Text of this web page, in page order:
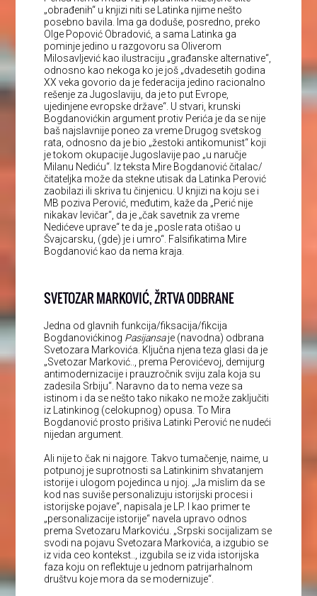
„obrađenih“ u knjizi niti se Latinka njime nešto
posebno bavila. Ima ga doduše, posredno, preko
Olge Popović Obradović, a sama Latinka ga
pominje jedino u razgovoru sa Oliverom
Milosavljević kao ilustraciju „građanske alternative“,
odnosno kao nekoga ko je još „dvadesetih godina
XX veka govorio da je federacija jedino racionalno
rešenje za Jugoslaviju, da je to put Evrope,
ujedinjene evropske države“. U stvari, krunski
Bogdanovićkin argument protiv Perića je da se nije
baš najslavnije poneo za vreme Drugog svetskog
rata, odnosno da je bio „žestoki antikomunist“ koji
je tokom okupacije Jugoslavije pao „u naručje
Milanu Nediću“. Iz teksta Mire Bogdanović čitalac/
čitateljka može da stekne utisak da Latinka Perović
zaobilazi ili skriva tu činjenicu. U knjizi na koju se i
MB poziva Perović, međutim, kaže da „Perić nije
nikakav levičar“, da je „čak savetnik za vreme
Nedićeve uprave“ te da je „posle rata otišao u
Švajcarsku, (gde) je i umro“. Falsifikatima Mire
Bogdanović kao da nema kraja.
SVETOZAR MARKOVIĆ, ŽRTVA ODBRANE
Jedna od glavnih funkcija/fiksacija/fikcija
Bogdanovićkinog Pasijansaje (navodna) odbrana
Svetozara Markovića. Ključna njena teza glasi da je
„Svetozar Marković.., prema Perovićevoj, demijurg
antimodernizacije i prauzročnik sviju zala koja su
zadesila Srbiju“. Naravno da to nema veze sa
istinom i da se nešto tako nikako ne može zaključiti
iz Latinkinog (celokupnog) opusa. To Mira
Bogdanović prosto prišiva Latinki Perović ne nudeći
nijedan argument.
Ali nije to čak ni najgore. Takvo tumačenje, naime, u
potpunoj je suprotnosti sa Latinkinim shvatanjem
istorije i ulogom pojedinca u njoj. „Ja mislim da se
kod nas suviše personalizuju istorijski procesi i
istorijske pojave“, napisala je LP. I kao primer te
„personalizacije istorije“ navela upravo odnos
prema Svetozaru Markoviću. „Srpski socijalizam se
svodi na pojavu Svetozara Markovića, a izgubio se
iz vida ceo kontekst.., izgubila se iz vida istorijska
faza koju on reflektuje u jednom patrijarhalnom
društvu koje mora da se modernizuje“.